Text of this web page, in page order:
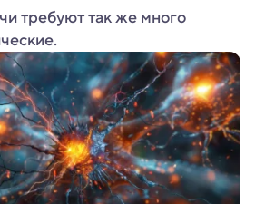
требуют так же много